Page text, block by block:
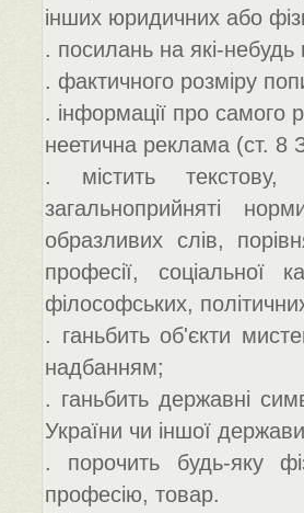
інших юридичних або
. посилань на які-небудь
. фактичного розміру
. інформації про самого
неетична реклама (ст. 8
. містить
загальноприйняті
образливих слів,
професії, соціальної
філософських,
. ганьбить об'єкти
надбанням;
. ганьбить державні
України чи іншої
. порочить будь-яку
професію, товар.